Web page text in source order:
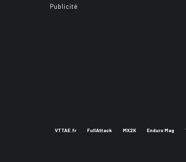
Publicité
VTTAE.fr FullAttack MX2K Enduro Mag